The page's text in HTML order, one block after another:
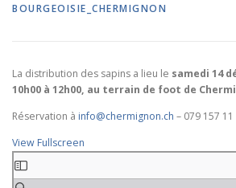
BOURGEOISIE_CHERMIGNON
La distribution des sapins a lieu le samedi 14
10h00 à 12h00, au terrain de foot de
Réservation à info@chermignon.ch – 079 157 11
View Fullscreen
Aller
au